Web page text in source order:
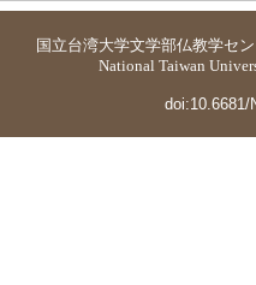
国立台湾大学文学部仏教学セ
National Taiwan
doi:10.6681/